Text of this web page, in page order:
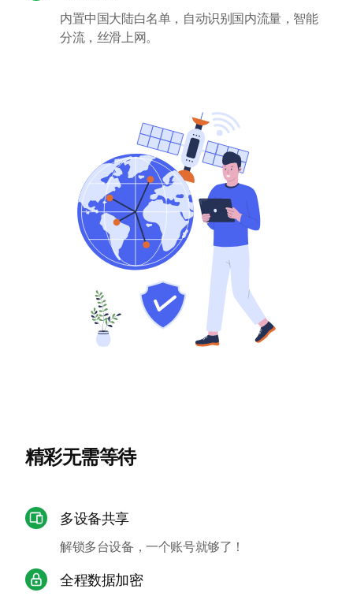
内置中国大陆白名单，自动识别国内流量，智能
分流，丝滑上网。
精彩无需等待
多设备共享
解锁多台设备，一个账号就够了！
全程数据加密